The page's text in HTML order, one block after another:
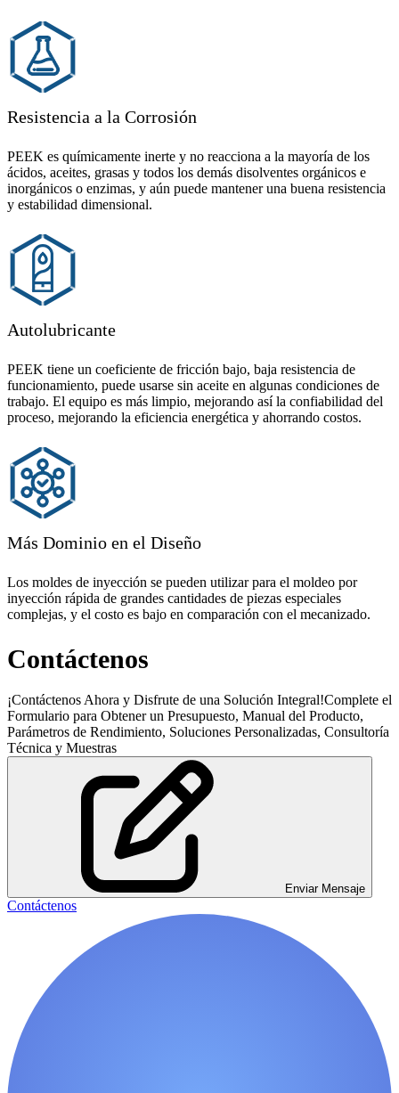
Resistencia a la Corrosión
PEEK es químicamente inerte y no reacciona a la mayoría de los
ácidos, aceites, grasas y todos los demás disolventes orgánicos e
inorgánicos o enzimas, y aún puede mantener una buena resistencia
y estabilidad dimensional.
Autolubricante
PEEK tiene un coeficiente de fricción bajo, baja resistencia de
funcionamiento, puede usarse sin aceite en algunas condiciones de
trabajo. El equipo es más limpio, mejorando así la confiabilidad del
proceso, mejorando la eficiencia energética y ahorrando costos.
Más Dominio en el Diseño
Los moldes de inyección se pueden utilizar para el moldeo por
inyección rápida de grandes cantidades de piezas especiales
complejas, y el costo es bajo en comparación con el mecanizado.
Contáctenos
¡Contáctenos Ahora y Disfrute de una Solución Integral!Complete el
Formulario para Obtener un Presupuesto, Manual del Producto,
Parámetros de Rendimiento, Soluciones Personalizadas, Consultoría
Técnica y Muestras
Enviar Mensaje
Contáctenos